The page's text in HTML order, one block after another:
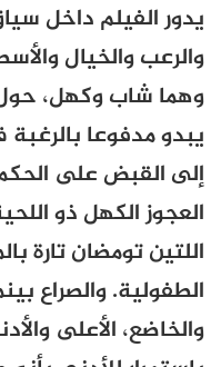
يدور الفيلم داخل
والرعب والخيال
وهما شاب وكهل، حول
يبدو مدفوعا
إلى القبض على
العجوز الكهل ذو
اللتين تومضان تارة
الطفولية. والصراع
والخاضع، الأعلى